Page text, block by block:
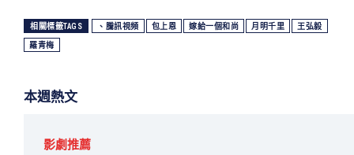
相關標籤TAGS 、騰訊視頻 包上恩 嫁給一個和尚 月明千里 王弘毅
羅青梅
本週熱文
影劇推薦